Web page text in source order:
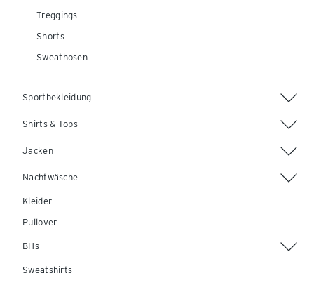
Treggings
Shorts
Sweathosen
Sportbekleidung
Shirts & Tops
Jacken
Nachtwäsche
Kleider
Pullover
BHs
Sweatshirts